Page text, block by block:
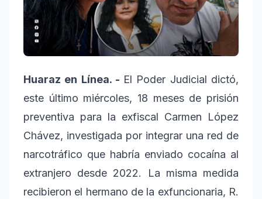
Huaraz en Línea. - El Poder Judicial dictó,
este último miércoles, 18 meses de prisión
preventiva para la exfiscal Carmen López
Chávez, investigada por integrar una red de
narcotráfico que habría enviado cocaína al
extranjero desde 2022. La misma medida
recibieron el hermano de la exfuncionaria, R.